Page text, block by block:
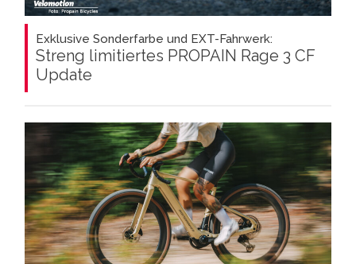
Exklusive Sonderfarbe und EXT-Fahrwerk:
Streng limitiertes PROPAIN Rage 3 CF
Update